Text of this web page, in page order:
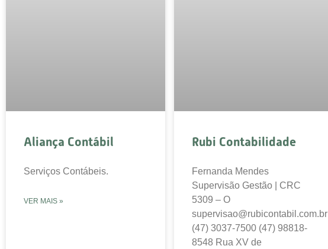
Aliança Contábil
Serviços Contábeis.
VER MAIS »
Rubi Contabilidade
Fernanda Mendes
Supervisão Gestão | CRC
5309 – O
supervisao@rubicontabil.com.br
(47) 3037-7500 (47) 98818-
8548 Rua XV de